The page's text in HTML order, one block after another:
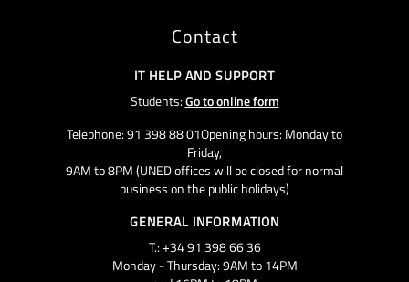
Contact
IT HELP AND SUPPORT
Students:Go to online form
Telephone: 91 398 88 01Opening hours: Monday to
Friday,
9AM to 8PM (UNED offices will be closed for normal
business on the public holidays)
GENERAL INFORMATION
T.: +34 91 398 66 36
Monday - Thursday: 9AM to 14PM